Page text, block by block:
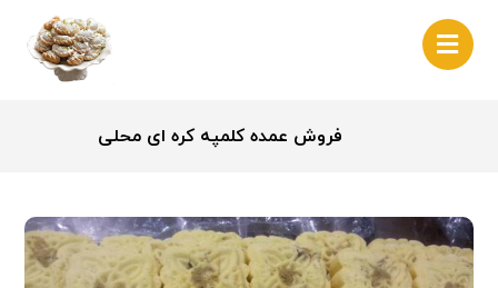
فروش عمده کلمپه کره ای محلی